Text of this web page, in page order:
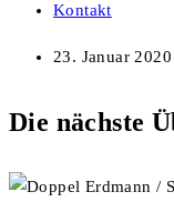
Kontakt
23. Januar 2020
Die nächste